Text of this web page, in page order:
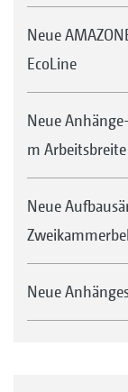
Neue
EcoLine
Neue
m Arbeitsbreite
Neue
Neue